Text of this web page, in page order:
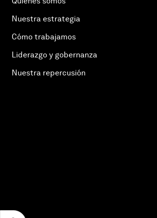
Nuestra estrategia
Cómo trabajamos
Liderazgo y gobernanza
Nuestra repercusión